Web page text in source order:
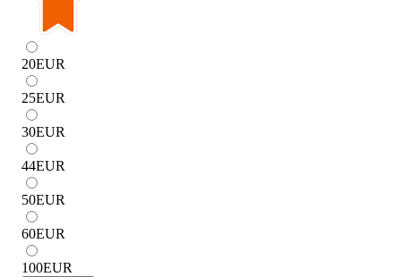
20EUR
25EUR
30EUR
44EUR
50EUR
60EUR
100EUR